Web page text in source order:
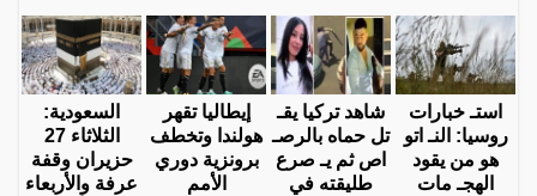
استـ خبارات
روسيا: النـ اتو
هو من يقود
الهجـ مات
شاهد تركيا يقـ
تل حماه بالرصـ
اص ثم يـ صرع
طليقته في
إيطاليا تقهر
هولندا وتخطف
برونزية دوري
الأمم
السعودية:
الثلاثاء 27
حزيران وقفة
عرفة والأربعاء